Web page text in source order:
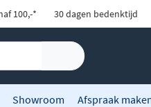
100,-* 30 dagen bedenktijd
Showroom Afspraak